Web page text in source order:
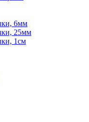
6мм
25мм
1см